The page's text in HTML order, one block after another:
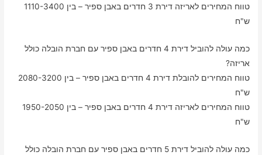
טווח המחירים לאריזה דירת 3 חדרים באבן ספיר – בין 1110-3400
ש"ח
כמה עולה להוביל דירת 4 חדרים באבן ספיר עם חברת הובלה כולל
אריזה?
טווח המחירים להובלת דירת 4 חדרים באבן ספיר – בין 2080-3200
ש"ח
טווח המחירים לאריזה דירת 4 חדרים באבן ספיר – בין 1950-2050
ש"ח
כמה עולה להוביל דירת 5 חדרים באבן ספיר עם חברת הובלה כולל